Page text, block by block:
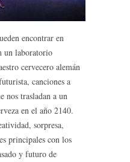
encontrar en
un laboratorio
cervecero alemán
canciones a
nos trasladan a un
en el año 2140.
sorpresa,
principales con los
y futuro de